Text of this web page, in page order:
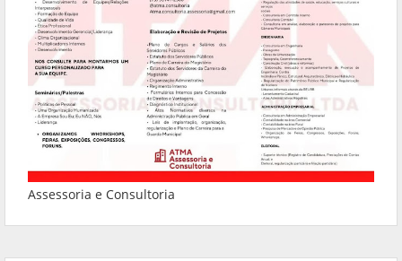
Assessoria e Consultoria